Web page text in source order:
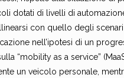
dotati di livelli di
con quello degli scenari
nell’ipotesi di un
“mobility as a service”
un veicolo personale,